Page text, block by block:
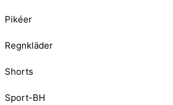
Pikéer
Regnkläder
Shorts
Sport-BH